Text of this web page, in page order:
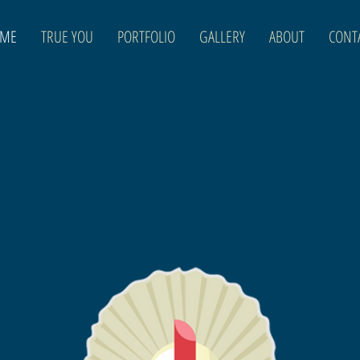
TRUE YOU PORTFOLIO GALLERY ABOUT